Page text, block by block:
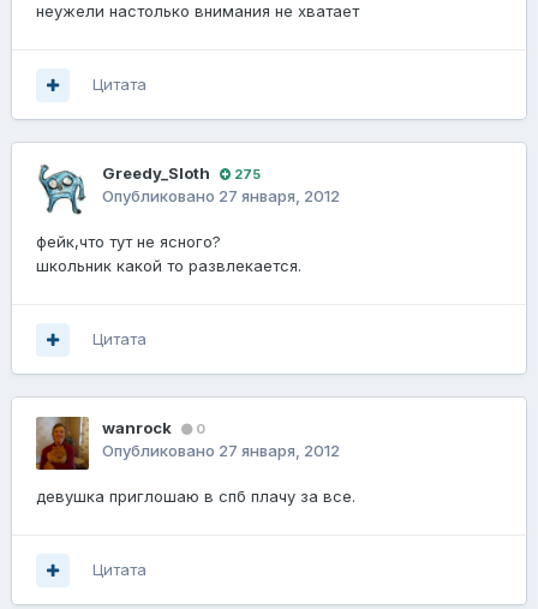
неужели настолько внимания не хватает
Цитата
Greedy_Sloth 275
Опубликовано 27 января, 2012
фейк,что тут не ясного?
школьник какой то развлекается.
Цитата
wanrock 0
Опубликовано 27 января, 2012
девушка приглошаю в спб плачу за все.
Цитата